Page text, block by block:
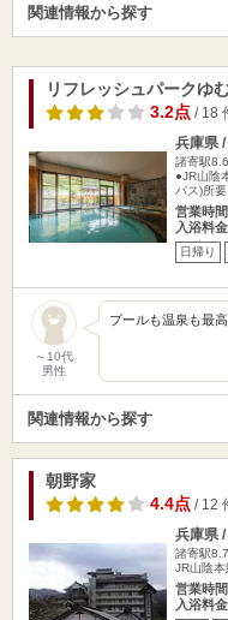
関連情報から探す
リフレッシュパークゆ
3.2点/ 18
兵庫県
諸寄駅
●JR山陰
バス)所要
営業時
入浴料
日帰り
～10代
男性
プールも温泉も最高
関連情報から探す
朝野家
4.4点/ 12
兵庫県
諸寄駅
JR山陰
営業時間
入浴料